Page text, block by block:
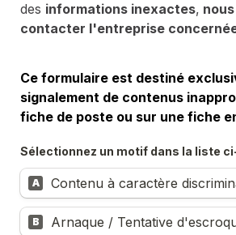
des informations inexactes,
contacter l'entreprise
Ce formulaire est destiné
signalement de contenus
fiche de poste ou sur une fiche
Sélectionnez un motif dans la liste
A Contenu à caractère
B Arnaque / Tentative